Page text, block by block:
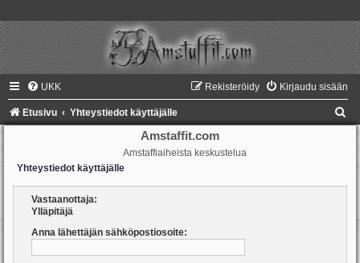
UKK Kirjaudu sisään
Rekisteröidy
Etusivu Yhteystiedot käyttäjälle
Amstaffit.com
Amstaffiaiheista keskustelua
Yhteystiedot käyttäjälle
Vastaanottaja:
Ylläpitäjä
Anna lähettäjän sähköpostiosoite: